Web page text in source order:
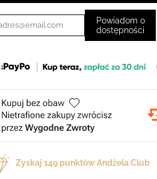
Powiadom o
dostępności
Zyskaj 149 punktów Andżela Club